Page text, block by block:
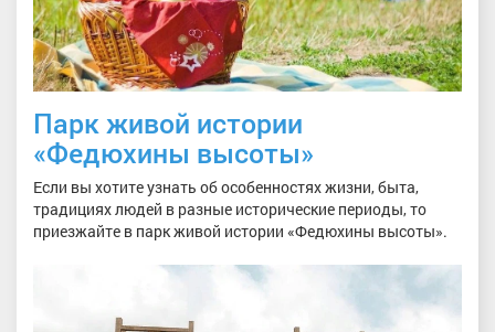
Парк живой истории
«Федюхины высоты»
Если вы хотите узнать об особенностях жизни, быта,
традициях людей в разные исторические периоды, то
приезжайте в парк живой истории «Федюхины высоты».